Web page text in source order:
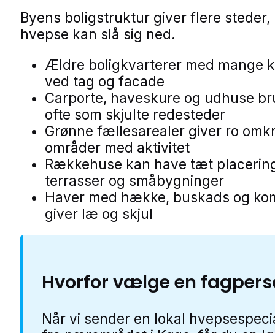
Byens boligstruktur giver flere steder,
hvepse kan slå sig ned.
Ældre boligkvarterer med mange
ved tag og facade
Carporte, haveskure og udhuse
ofte som skjulte redesteder
Grønne fællesarealer giver ro
områder med aktivitet
Rækkehuse kan have tæt
terrasser og småbygninger
Haver med hække, buskads og
giver læ og skjul
Hvorfor vælge en
Når vi sender en lokal